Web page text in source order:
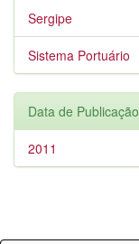
Sergipe
Sistema Portuário
Data de Publicação
2011